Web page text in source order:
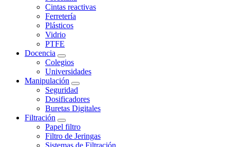
Cintas reactivas
Ferretería
Plásticos
Vidrio
PTFE
Docencia
Colegios
Universidades
Manipulación
Seguridad
Dosificadores
Buretas Digitales
Filtración
Papel filtro
Filtro de Jeringas
Sistemas de Filtración